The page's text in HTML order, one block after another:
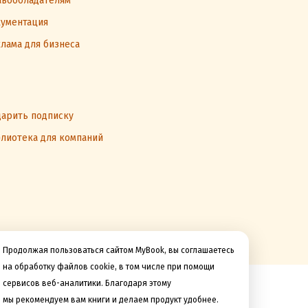
Продолжая пользоваться сайтом MyBook, вы соглашаетесь
на обработку файлов cookie, в том числе при помощи
сервисов веб-аналитики. Благодаря этому
мы рекомендуем вам книги и делаем продукт удобнее.
для бизнеса
подписку
для компаний